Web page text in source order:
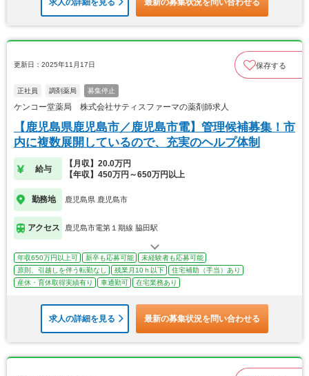
更新日：2025年11月17日 保存する
正社員 調剤薬局 募集停止
ケンコー堂薬局 株式会社サティスファーマの薬剤師求人
【鹿児島県鹿児島市／鹿児島市電】管理候補募集！市
内に複数展開しているので、充実のヘルプ体制
給与
【月収】20.0万円
【年収】450万円～650万円以上
勤務地 鹿児島県 鹿児島市
アクセス 鹿児島市電第１期線 脇田駅
年収650万円以上可 新卒も応募可能
未経験者も応募可能
原則、引越しを伴う転勤なし
残業月10ｈ以下
住宅補助（手当）あり
産休・育休取得実績有り
車通勤可 在宅業務あり
求人の詳細を見る 最新の募集状況を問い合わせる